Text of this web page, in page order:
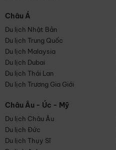
Châu Á
Du lịch Nhật Bản
Du lịch Trung Quốc
Du lịch Malaysia
Du lịch Dubai
Du lịch Thái Lan
Du lịch Trương Gia Giới
Châu Âu - Úc - Mỹ
Du lịch Châu Âu
Du lịch Đức
Du lịch Thụy Sĩ